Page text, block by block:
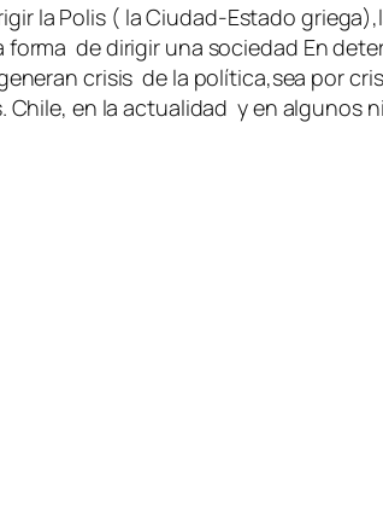
la Polis ( la Ciudad-Estado
de dirigir una sociedad En
crisis de la política,sea por
en la actualidad y en algunos